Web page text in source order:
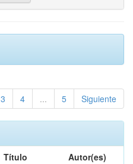
3 4 ... 5 Siguiente
Título Autor(es)